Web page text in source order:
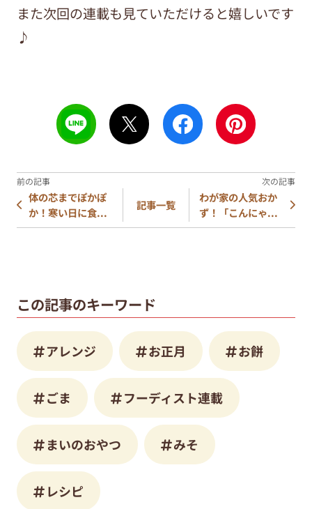
また次回の連載も見ていただけると嬉しいです
♪
体の芯までぽかぽ
か！寒い日に食...
記事一覧
わが家の人気おか
ず！「こんにゃ...
この記事のキーワード
アレンジ お正月 お餅
ごま フーディスト連載
まいのおやつ みそ
レシピ